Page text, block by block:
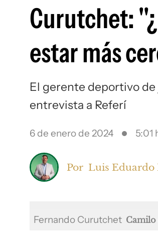
Curutchet:
estar más
El gerente deportivo
entrevista a Referí
6 de enero de 2024 5:01
Por Luis
Fernando Curutchet Camilo